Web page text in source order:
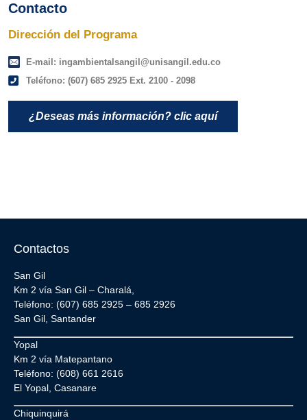
Contacto
Dirección del Programa
E-mail: ingambientalsangil@unisangil.edu.co
Teléfono: (607) 685 2925 Ext. 2100 - 2098
¿Deseas más información? clic aquí
Contactos
San Gil
Km 2 vía San Gil – Charalá,
Teléfono: (607) 685 2925 – 685 2926
San Gil, Santander
Yopal
Km 2 vía Matepantano
Teléfono: (608) 661 2616
El Yopal, Casanare
Chiquinquirá